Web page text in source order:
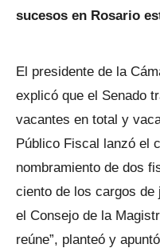
sucesos en Rosario
El presidente de la
explicó que el Senado
vacantes en total y
Público Fiscal lanzó el
nombramiento de dos
ciento de los cargos
el Consejo de la
reúne”, planteó y